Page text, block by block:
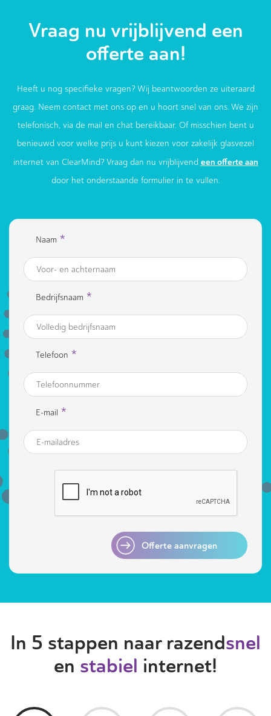
Vraag nu vrijblijvend een
offerte aan!
Heeft u nog specifieke vragen? Wij beantwoorden ze uiteraard
graag. Neem contact met ons op en u hoort snel van ons. We zijn
telefonisch, via de mail en chat bereikbaar. Of misschien bent u
benieuwd voor welke prijs u kunt kiezen voor zakelijk glasvezel
internet van ClearMind? Vraag dan nu vrijblijvend een offerte aan
door het onderstaande formulier in te vullen.
Naam *
Bedrijfsnaam *
Telefoon *
E-mail *
Offerte aanvragen
In 5 stappen naar razendsnel
en stabiel internet!